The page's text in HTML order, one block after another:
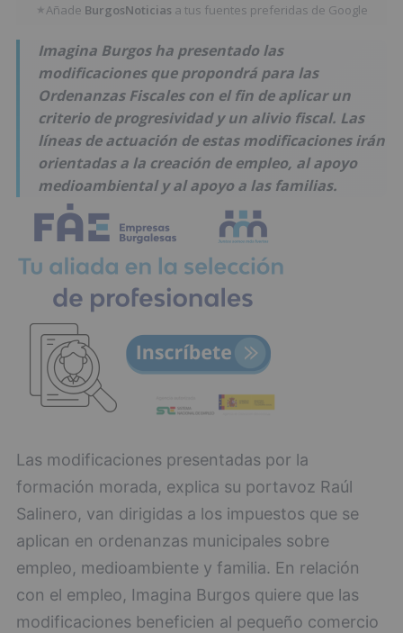
★Añade BurgosNoticias a tus fuentes preferidas de Google
Imagina Burgos ha presentado las
modificaciones que propondrá para las
Ordenanzas Fiscales con el fin de aplicar un
criterio de progresividad y un alivio fiscal. Las
líneas de actuación de estas modificaciones irán
orientadas a la creación de empleo, al apoyo
medioambiental y al apoyo a las familias.
Las modificaciones presentadas por la
formación morada, explica su portavoz Raúl
Salinero, van dirigidas a los impuestos que se
aplican en ordenanzas municipales sobre
empleo, medioambiente y familia. En relación
con el empleo, Imagina Burgos quiere que las
modificaciones beneficien al pequeño comercio